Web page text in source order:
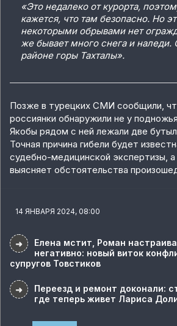
«Это недалеко от курорта,
кажется, что там безопасно. Но
некоторыми обрывами нет
же бывает много снега и наледи.
районе горы Тахталы».
Позже в турецких СМИ сообщили,
россиянки обнаружили не у
Якобы рядом с ней лежали две
Точная причина гибели будет
судебно-медицинской экспертизы, а
выясняет обстоятельства
14 ЯНВАРЯ 2024, 08:00
➜
Елена мстит, Роман
негативно: новый виток
супругов Товстиков
➜
Переезд и ремонт доконали:
где теперь живет Лариса